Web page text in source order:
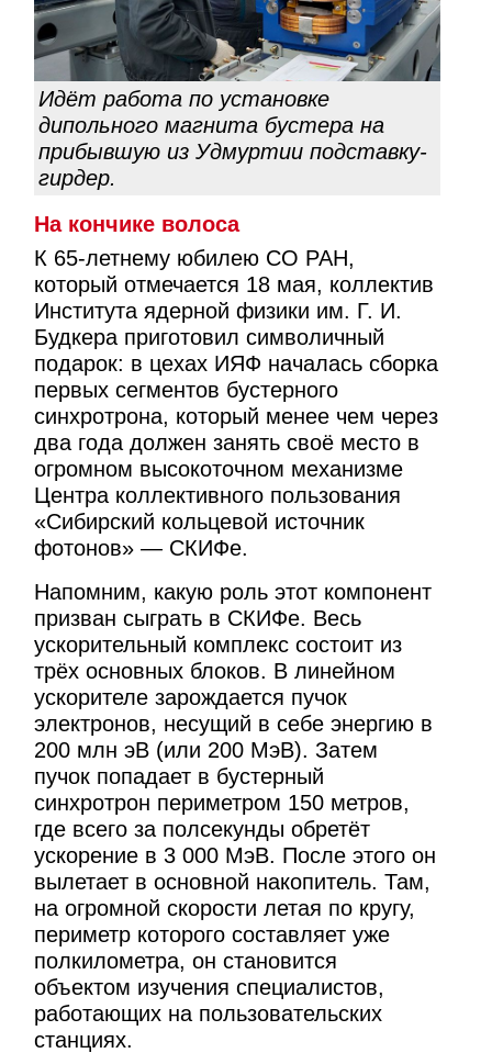
Идёт работа по установке
дипольного магнита бустера на
прибывшую из Удмуртии подставку-
гирдер.
На кончике волоса
К 65-летнему юбилею СО РАН,
который отмечается 18 мая, коллектив
Института ядерной физики им. Г. И.
Будкера приготовил символичный
подарок: в цехах ИЯФ началась сборка
первых сегментов бустерного
синхротрона, который менее чем через
два года должен занять своё место в
огромном высокоточном механизме
Центра коллективного пользования
«Сибирский кольцевой источник
фотонов» — СКИФе.
Напомним, какую роль этот компонент
призван сыграть в СКИФе. Весь
ускорительный комплекс состоит из
трёх основных блоков. В линейном
ускорителе зарождается пучок
электронов, несущий в себе энергию в
200 млн эВ (или 200 МэВ). Затем
пучок попадает в бустерный
синхротрон периметром 150 метров,
где всего за полсекунды обретёт
ускорение в 3 000 МэВ. После этого он
вылетает в основной накопитель. Там,
на огромной скорости летая по кругу,
периметр которого составляет уже
полкилометра, он становится
объектом изучения специалистов,
работающих на пользовательских
станциях.